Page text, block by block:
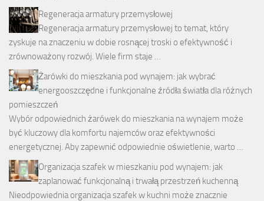
Regeneracja armatury przemysłowej
Regeneracja armatury przemysłowej to temat, który
zyskuje na znaczeniu w dobie rosnącej troski o efektywność i
zrównoważony rozwój. Wiele firm staje …
Żarówki do mieszkania pod wynajem: jak wybrać
energooszczędne i funkcjonalne źródła światła dla różnych
pomieszczeń
Wybór odpowiednich żarówek do mieszkania na wynajem może
być kluczowy dla komfortu najemców oraz efektywności
energetycznej. Aby zapewnić odpowiednie oświetlenie, warto …
Organizacja szafek w mieszkaniu pod wynajem: jak
zaplanować funkcjonalną i trwałą przestrzeń kuchenną
Nieodpowiednia organizacja szafek w kuchni może znacznie